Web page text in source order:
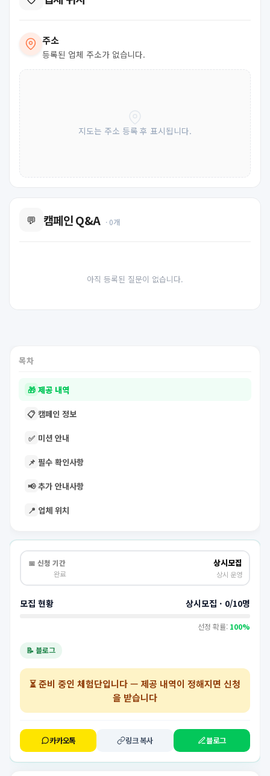
주소
등록된 업체 주소가 없습니다.
지도는 주소 등록 후 표시됩니다.
💬 캠페인 Q&A · 0개
아직 등록된 질문이 없습니다.
목차
🎁 제공 내역
📋 캠페인 정보
✅ 미션 안내
📌 필수 확인사항
📢 추가 안내사항
📍 업체 위치
📅 신청 기간
완료
상시모집
상시 운영
모집 현황 상시모집 · 0/10명
선정 확률: 100%
📝 블로그
⏳준비 중인 체험단입니다 — 제공 내역이 정해지면 신청
을 받습니다
카카오톡 링크 복사 블로그